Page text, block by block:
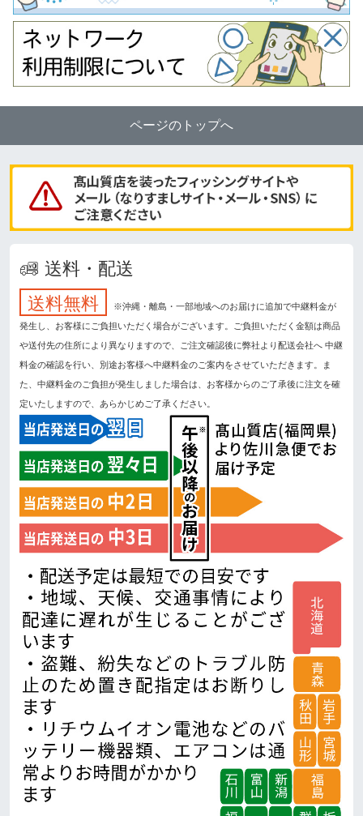
ページのトップへ
送料・配送
送料無料
※沖縄・離島・一部地域へのお届けに追加で中継料金が
発生し、お客様にご負担いただく場合がございます。ご負担いただく金額は商品
や送付先の住所により異なりますので、ご注文確認後に弊社より配送会社へ 中継
料金の確認を行い、別途お客様へ中継料金のご案内をさせていただきます。ま
た、中継料金のご負担が発生しました場合は、お客様からのご了承後に注文を確
定いたしますので、あらかじめご了承ください。